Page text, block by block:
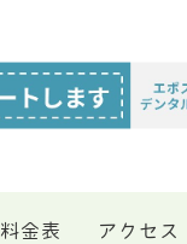
料金表 アクセス